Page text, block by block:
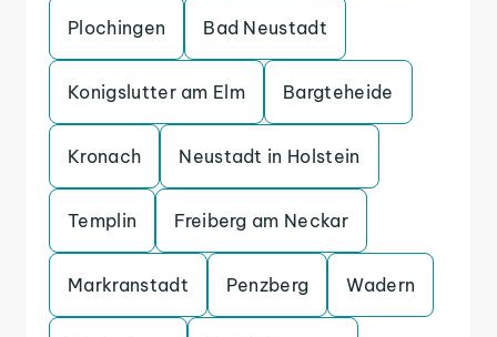
Plochingen Bad Neustadt
Konigslutter am Elm Bargteheide
Kronach Neustadt in Holstein
Templin Freiberg am Neckar
Markranstadt Penzberg Wadern